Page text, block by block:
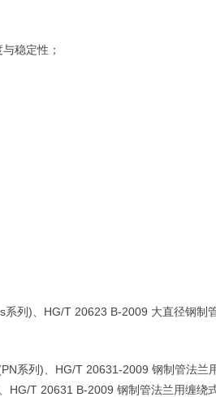
稳定性；
系列) HG/T 20623 B-2009 大直径钢制
系列) HG/T 20631-2009 钢制管法兰
HG/T 20631 B-2009 钢制管法兰用缠绕